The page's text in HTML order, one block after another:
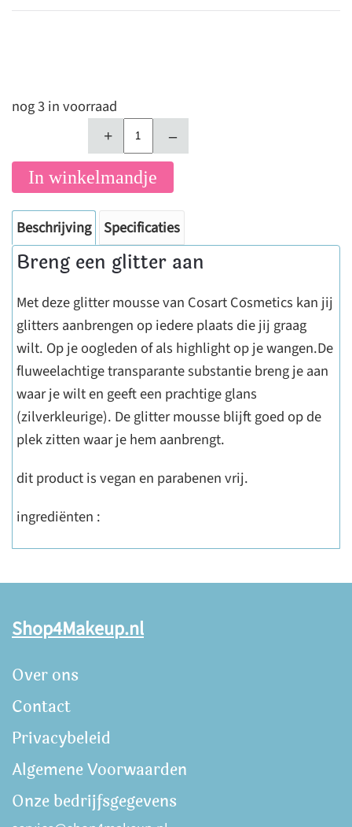
nog 3 in voorraad
+ –
In winkelmandje
Beschrijving Specificaties
Breng een glitter aan
Met deze glitter mousse van Cosart Cosmetics kan jij
glitters aanbrengen op iedere plaats die jij graag
wilt. Op je oogleden of als highlight op je wangen.De
fluweelachtige transparante substantie breng je aan
waar je wilt en geeft een prachtige glans
(zilverkleurige). De glitter mousse blijft goed op de
plek zitten waar je hem aanbrengt.
dit product is vegan en parabenen vrij.
ingrediënten :
Shop4Makeup.nl
Over ons
Contact
Privacybeleid
Algemene Voorwaarden
Onze bedrijfsgegevens